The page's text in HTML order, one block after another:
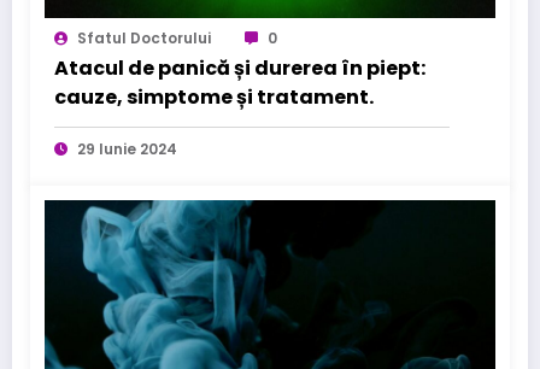
Sfatul Doctorului 0
Atacul de panică și durerea în piept:
cauze, simptome și tratament.
29 Iunie 2024